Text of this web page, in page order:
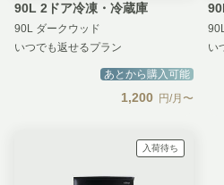
90L 2ドア冷凍・冷蔵庫
90L ダークウッド
いつでも返せるプラン
あとから購入可能
1,200 円/月〜
い
入荷待ち